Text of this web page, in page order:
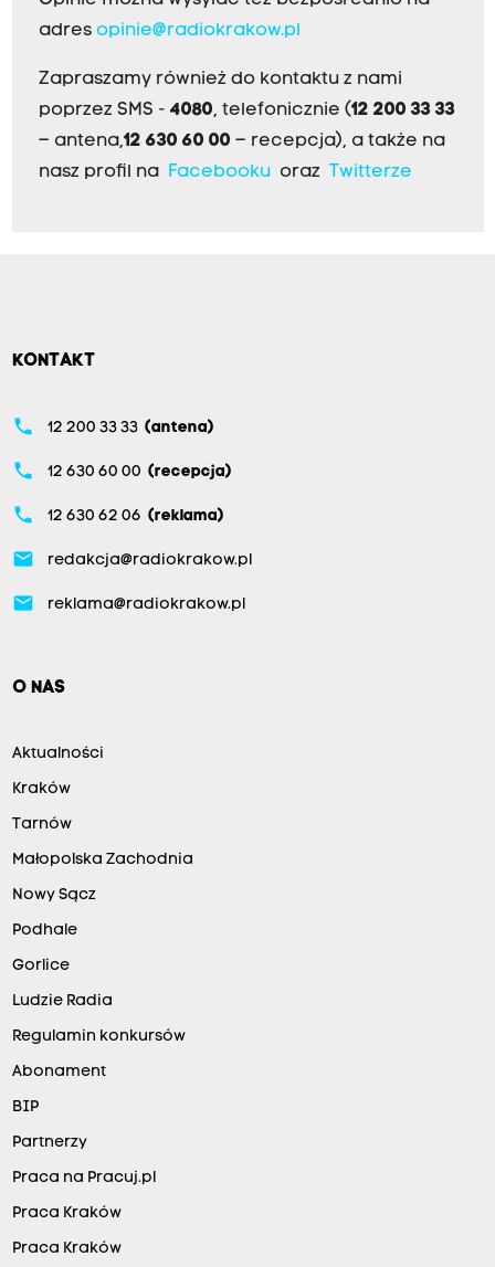
adres opinie@radiokrakow.pl
Zapraszamy również do kontaktu z nami
poprzez SMS - 4080, telefonicznie (12 200 33 33
– antena,12 630 60 00 – recepcja), a także na
nasz profil na
Facebookuoraz Twitterze
KONTAKT
phone 12 200 33 33 (antena)
phone 12 630 60 00 (recepcja)
phone 12 630 62 06 (reklama)
email redakcja@radiokrakow.pl
email reklama@radiokrakow.pl
O NAS
Aktualności
Kraków
Tarnów
Małopolska Zachodnia
Nowy Sącz
Podhale
Gorlice
Ludzie Radia
Regulamin konkursów
Abonament
BIP
Partnerzy
Praca na Pracuj.pl
Praca Kraków
Praca Kraków